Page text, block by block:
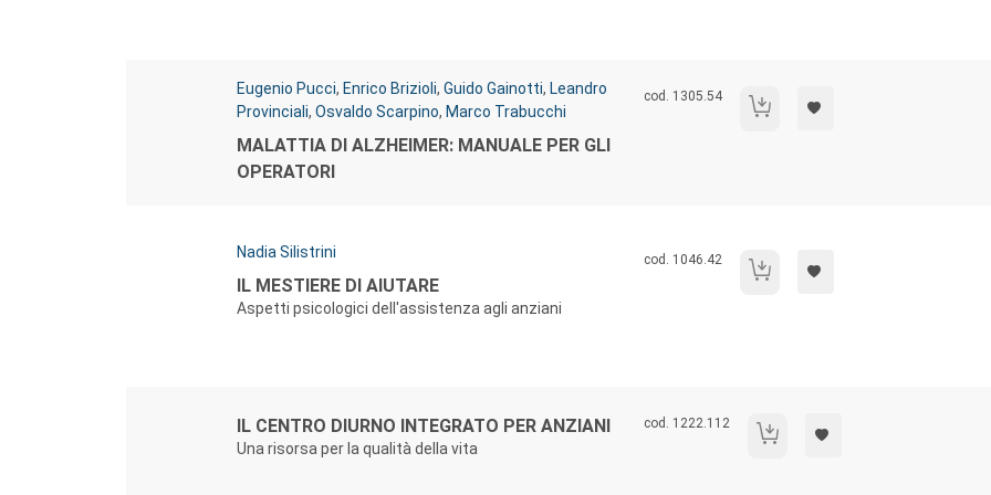
Autori:
Eugenio Pucci, Enrico Brizioli, Guido Gainotti, Leandro
Provinciali, Osvaldo Scarpino, Marco Trabucchi
Titolo:
MALATTIA DI ALZHEIMER: MANUALE PER GLI
OPERATORI
Codice libro:
cod. 1305.54 Malattia di Alzheimer: manuale per gli
Autori:
Nadia Silistrini
Titolo:
IL MESTIERE DI AIUTARE
Aspetti psicologici dell'assistenza agli anziani
Codice libro:
cod. 1046.42 Il mestiere di aiutare
Autori:
Titolo:
IL CENTRO DIURNO INTEGRATO PER ANZIANI
Una risorsa per la qualità della vita
Codice libro:
cod. 1222.112 Il Centro diurno integrato per anziani